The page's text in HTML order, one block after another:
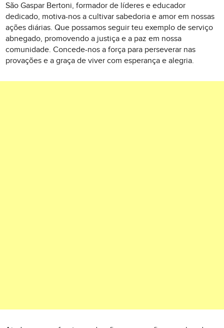
São Gaspar Bertoni, formador de líderes e educador
dedicado, motiva-nos a cultivar sabedoria e amor em nossas
ações diárias. Que possamos seguir teu exemplo de serviço
abnegado, promovendo a justiça e a paz em nossa
comunidade. Concede-nos a força para perseverar nas
provações e a graça de viver com esperança e alegria.